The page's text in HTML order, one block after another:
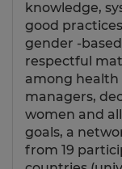
knowledge,
good
gender -
respectful
among health
managers,
women and
goals, a
from 19